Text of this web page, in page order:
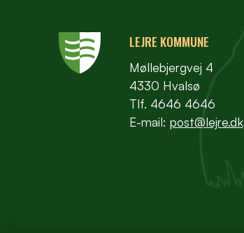
LEJRE KOMMUNE
Møllebjergvej 4
4330 Hvalsø
Tlf. 4646 4646
E-mail: post@lejre.dk